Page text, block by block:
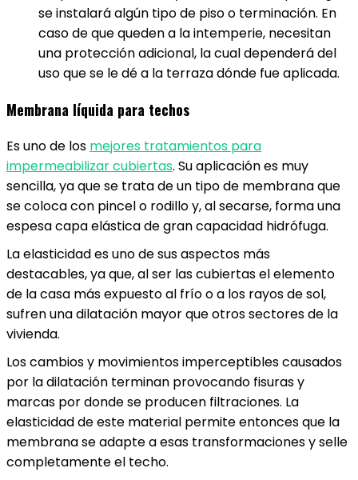
se instalará algún tipo de piso o terminación. En
caso de que queden a la intemperie, necesitan
una protección adicional, la cual dependerá del
uso que se le dé a la terraza dónde fue aplicada.
Membrana líquida para techos
Es uno de los mejores tratamientos para
impermeabilizar cubiertas. Su aplicación es muy
sencilla, ya que se trata de un tipo de membrana que
se coloca con pincel o rodillo y, al secarse, forma una
espesa capa elástica de gran capacidad hidrófuga.
La elasticidad es uno de sus aspectos más
destacables, ya que, al ser las cubiertas el elemento
de la casa más expuesto al frío o a los rayos de sol,
sufren una dilatación mayor que otros sectores de la
vivienda.
Los cambios y movimientos imperceptibles causados
por la dilatación terminan provocando fisuras y
marcas por donde se producen filtraciones. La
elasticidad de este material permite entonces que la
membrana se adapte a esas transformaciones y selle
completamente el techo.